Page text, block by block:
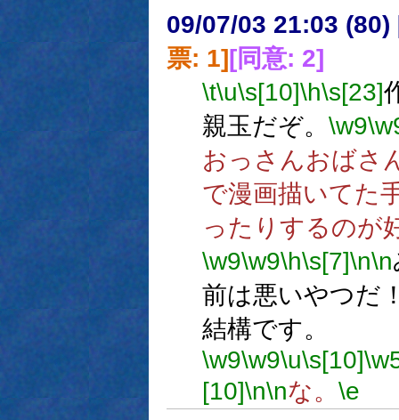
09/07/03 21:03 (80)
票: 1][同意: 2]
\t\u\s[10]\h\s[23]
親玉だぞ。 \w9
おっさんおばさ
で漫画描いてた
ったりするのが
\w9\w9\h\s[7]\n\n
前は悪いやつだ
結構です。
\w9\w9\u\s[10]
[10]\n\nな。 \e